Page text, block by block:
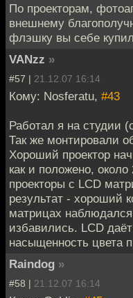
По проекторам,
внешнему
флэшку вы себе
VANzz »
#57 | 21.12.07 16:14
Кому: Nosferatu, #43
Работал я на студии
Так же монтировали
Хороший проектор
как и положено,
проекторы с LCD
результат - хороший
матрицах
избавились. LCD
насыщенность цвета
Raindog »
#58 | 21.12.07 16:14